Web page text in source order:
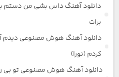
دانلود آهنگ داس بشی من دستم
برات
دانلود آهنگ هوش مصنوعی دیدم
کردم (نورا)
دانلود آهنگ هوش مصنوعی تو بی